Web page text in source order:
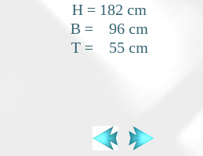
H = 182 cm
B = 96 cm
T = 55 cm